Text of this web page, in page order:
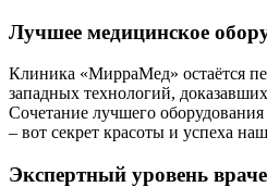
Лучшее медицинское
Клиника «МирраМед» остаётся
западных технологий,
Сочетание лучшего
– вот секрет красоты и успеха
Экспертный уровень